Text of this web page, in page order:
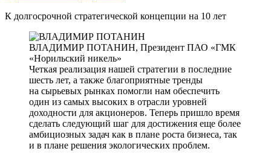
К долгосрочной стратегической концепции на 10 лет
ВЛАДИМИР ПОТАНИН, Президент ПАО «ГМК
«Норильский никель»
Четкая реализация нашей стратегии в последние
шесть лет, а также благоприятные тренды
на сырьевых рынках помогли нам обеспечить
один из самых высоких в отрасли уровней
доходности для акционеров. Теперь пришло время
сделать следующий шаг для достижения еще более
амбициозных задач как в плане роста бизнеса, так
и в плане решения экологических проблем.